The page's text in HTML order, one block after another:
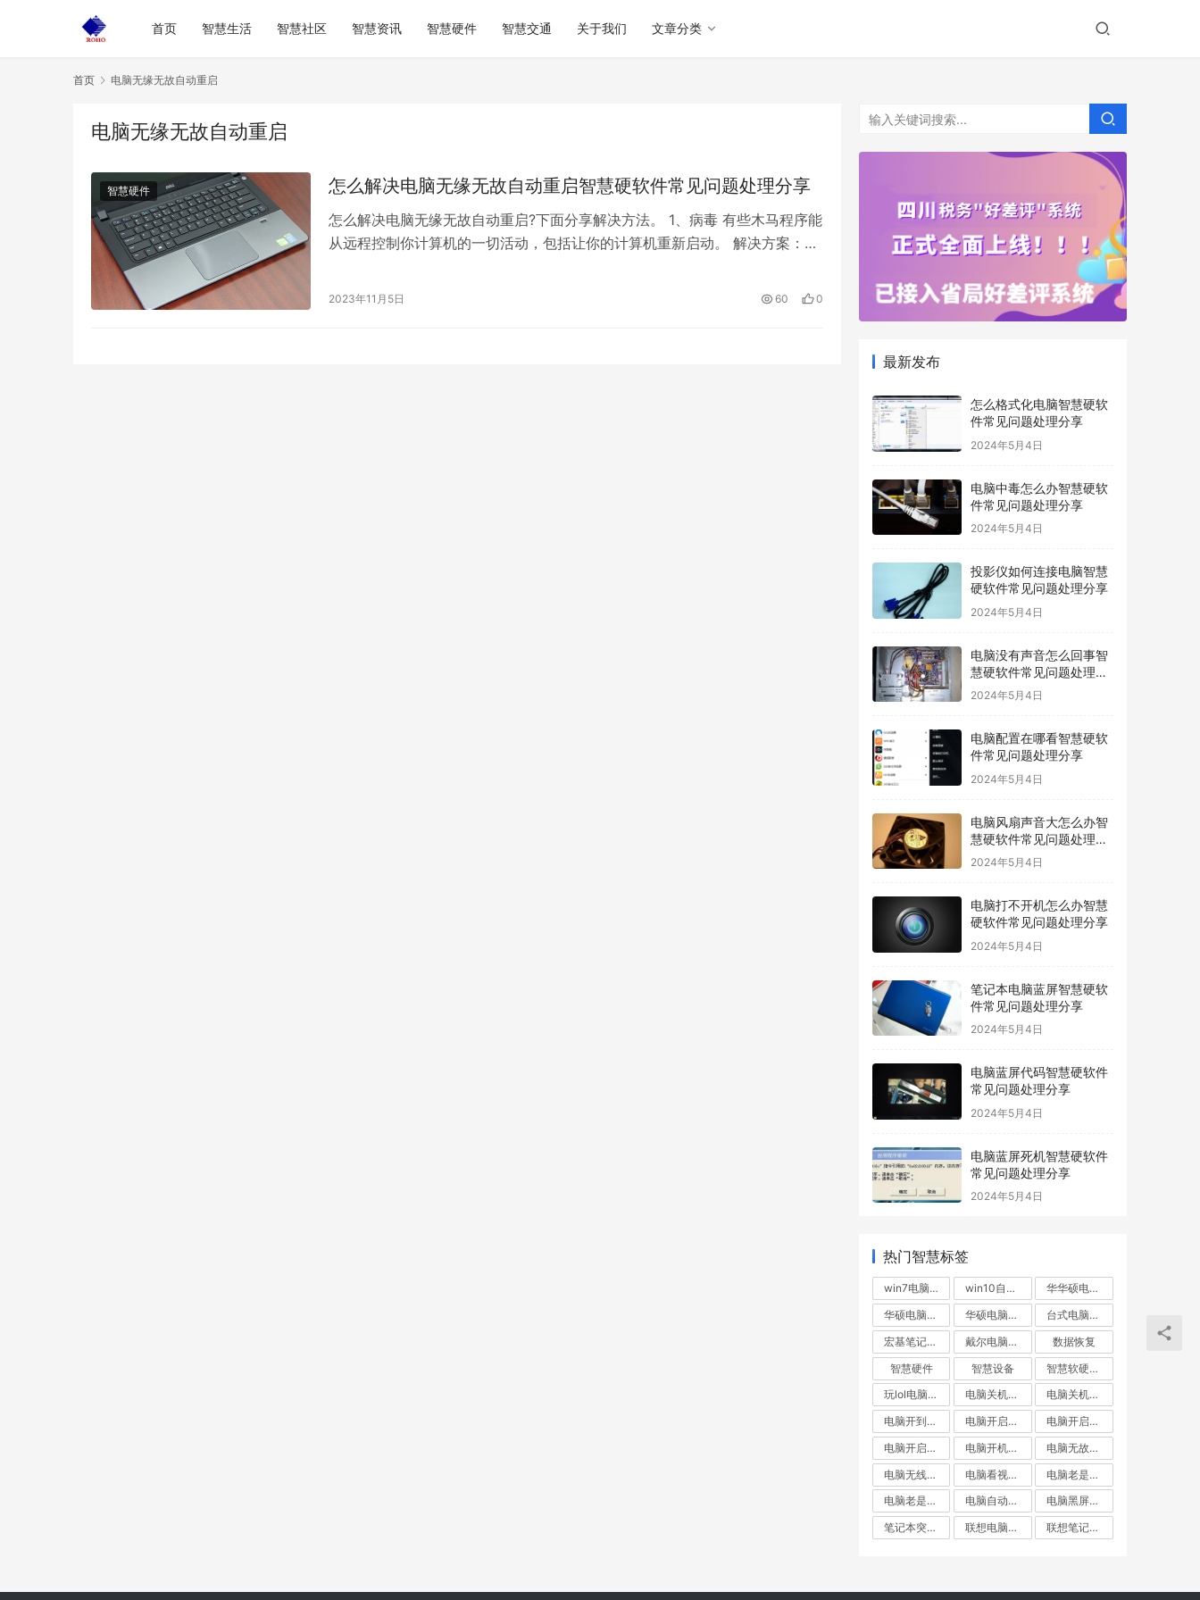
首页 智慧生活 智慧社区 智慧资讯 智慧硬件 智慧交通 关于我们 文章分类
首页 电脑无缘无故自动重启
电脑无缘无故自动重启
智慧硬件 怎么解决电脑无缘无故自动重启智慧硬软件常见问题处理分享
怎么解决电脑无缘无故自动重启?下面分享解决方法。 1、病毒 有些木马程序能
从远程控制你计算机的一切活动，包括让你的计算机重新启动。 解决方案：用
2023年11月5日 60 0
最新发布
怎么格式化电脑智慧硬软
件常见问题处理分享
2024年5月4日
电脑中毒怎么办智慧硬软
件常见问题处理分享
2024年5月4日
投影仪如何连接电脑智慧
硬软件常见问题处理分享
2024年5月4日
电脑没有声音怎么回事智
慧硬软件常见问题处理分
享
2024年5月4日
电脑配置在哪看智慧硬软
件常见问题处理分享
2024年5月4日
电脑风扇声音大怎么办智
慧硬软件常见问题处理分
享
2024年5月4日
电脑打不开机怎么办智慧
硬软件常见问题处理分享
2024年5月4日
笔记本电脑蓝屏智慧硬软
件常见问题处理分享
2024年5月4日
电脑蓝屏代码智慧硬软件
常见问题处理分享
2024年5月4日
电脑蓝屏死机智慧硬软件
常见问题处理分享
2024年5月4日
热门智慧标签
win7电脑无故重启 win10自动重启
华华硕电脑不断重启
华硕电脑自动重启
华硕电脑重启
台式电脑突然重启
宏基笔记本自动重启
戴尔电脑自动重启
数据恢复
智慧硬件
智慧设备
智慧软硬件常见问题出来
玩lol电脑重启
电脑关机却重启
电脑关机后自动重启
电脑开到一半就重启
电脑开启不断重启
电脑开启后自动重启
电脑开启无线重启
电脑开机就重启
电脑无故重启
电脑无线重启
电脑看视频自动重启
电脑老是重启
电脑老是黑屏重启
电脑自动重启
电脑黑屏重启
笔记本突然重启
联想电脑关机后自动重启 联想笔记本自动重启